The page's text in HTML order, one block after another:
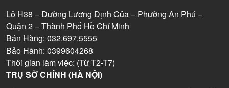
Lô H38 – Đường Lương Định Của – Phường An Phú –
Quận 2 – Thành Phố Hồ Chí Minh
Bán Hàng: 032.697.5555
Bảo Hành: 0399604268
Thời gian làm việc: (Từ T2-T7)
TRỤ SỞ CHÍNH (HÀ NỘI)